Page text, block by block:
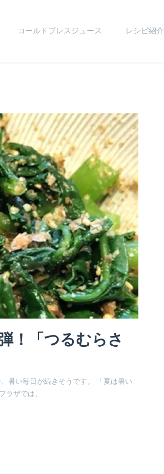
コールドプレスジュース レシピ紹介
！「つるむらさ
暑い毎日が続きそうです。 「夏は暑い
ラザでは、